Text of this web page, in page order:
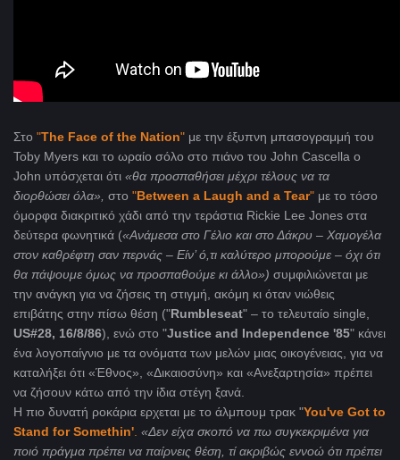
Στο "The Face of the Nation" με την έξυπνη μπασογραμμή του
Toby Myers και το ωραίο σόλο στο πιάνο του John Cascella ο
John υπόσχεται ότι «θα προσπαθήσει μέχρι τέλους να τα
διορθώσει όλα», στο "Between a Laugh and a Tear" με το τόσο
όμορφα διακριτικό χάδι από την τεράστια Rickie Lee Jones στα
δεύτερα φωνητικά («Ανάμεσα στο Γέλιο και στο Δάκρυ – Χαμογέλα
στον καθρέφτη σαν περνάς – Είν’ ό,τι καλύτερο μπορούμε – όχι ότι
θα πάψουμε όμως να προσπαθούμε κι άλλο») συμφιλιώνεται με
την ανάγκη για να ζήσεις τη στιγμή, ακόμη κι όταν νιώθεις
επιβάτης στην πίσω θέση ("Rumbleseat" – το τελευταίο single,
US#28, 16/8/86), ενώ στο "Justice and Independence '85" κάνει
ένα λογοπαίγνιο με τα ονόματα των μελών μιας οικογένειας, για να
καταλήξει ότι «Έθνος», «Δικαιοσύνη» και «Ανεξαρτησία» πρέπει
να ζήσουν κάτω από την ίδια στέγη ξανά.
Η πιο δυνατή ροκάρια ερχεται με το άλμπουμ τρακ "You've Got to
Stand for Somethin'. «Δεν είχα σκοπό να πω συγκεκριμένα για
ποιό πράγμα πρέπει να παίρνεις θέση, τί ακριβώς εννοώ ότι πρέπει